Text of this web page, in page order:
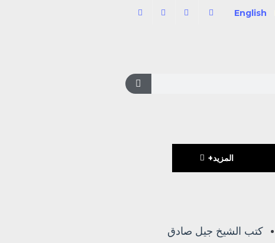
English
المزيد+
كتب الشيخ جيل صادق